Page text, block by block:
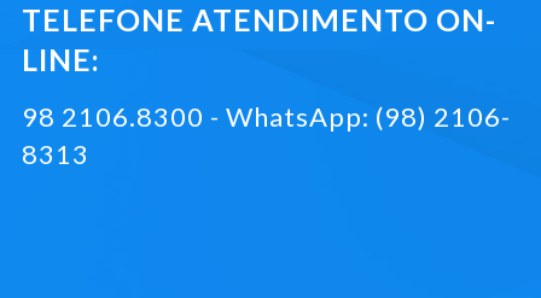
TELEFONE ATENDIMENTO ON-
LINE:
98 2106.8300 - WhatsApp: (98) 2106-
8313